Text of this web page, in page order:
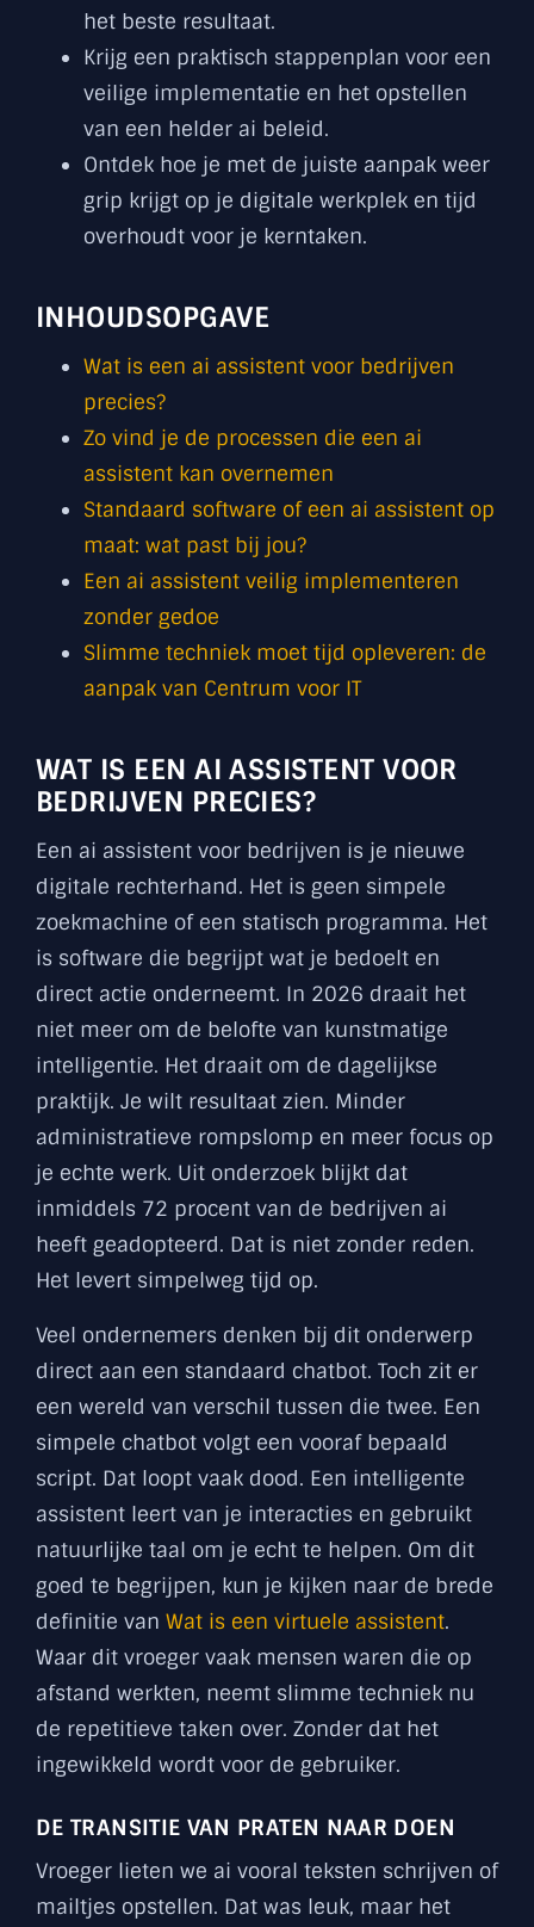
het beste resultaat.
Krijg een praktisch stappenplan voor een
veilige implementatie en het opstellen
van een helder ai beleid.
Ontdek hoe je met de juiste aanpak weer
grip krijgt op je digitale werkplek en tijd
overhoudt voor je kerntaken.
INHOUDSOPGAVE
Wat is een ai assistent voor bedrijven
precies?
Zo vind je de processen die een ai
assistent kan overnemen
Standaard software of een ai assistent op
maat: wat past bij jou?
Een ai assistent veilig implementeren
zonder gedoe
Slimme techniek moet tijd opleveren: de
aanpak van Centrum voor IT
WAT IS EEN AI ASSISTENT VOOR
BEDRIJVEN PRECIES?
Een ai assistent voor bedrijven is je nieuwe
digitale rechterhand. Het is geen simpele
zoekmachine of een statisch programma. Het
is software die begrijpt wat je bedoelt en
direct actie onderneemt. In 2026 draait het
niet meer om de belofte van kunstmatige
intelligentie. Het draait om de dagelijkse
praktijk. Je wilt resultaat zien. Minder
administratieve rompslomp en meer focus op
je echte werk. Uit onderzoek blijkt dat
inmiddels 72 procent van de bedrijven ai
heeft geadopteerd. Dat is niet zonder reden.
Het levert simpelweg tijd op.
Veel ondernemers denken bij dit onderwerp
direct aan een standaard chatbot. Toch zit er
een wereld van verschil tussen die twee. Een
simpele chatbot volgt een vooraf bepaald
script. Dat loopt vaak dood. Een intelligente
assistent leert van je interacties en gebruikt
natuurlijke taal om je echt te helpen. Om dit
goed te begrijpen, kun je kijken naar de brede
definitie van Wat is een virtuele assistent.
Waar dit vroeger vaak mensen waren die op
afstand werkten, neemt slimme techniek nu
de repetitieve taken over. Zonder dat het
ingewikkeld wordt voor de gebruiker.
DE TRANSITIE VAN PRATEN NAAR DOEN
Vroeger lieten we ai vooral teksten schrijven of
mailtjes opstellen. Dat was leuk, maar het